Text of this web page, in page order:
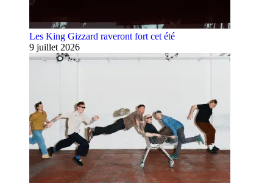
Les King Gizzard raveront fort cet été
9 juillet 2026